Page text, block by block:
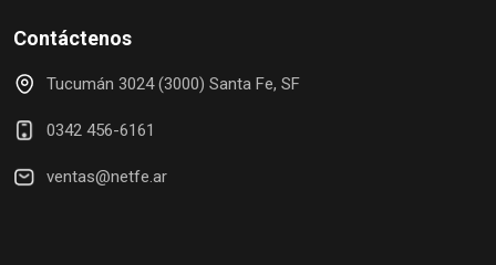
Contáctenos
Tucumán 3024 (3000) Santa Fe, SF
0342 456-6161
ventas@netfe.ar